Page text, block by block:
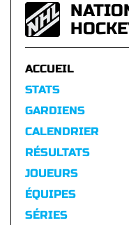
ACCUEIL
STATS
GARDIENS
CALENDRIER
RÉSULTATS
JOUEURS
ÉQUIPES
SÉRIES